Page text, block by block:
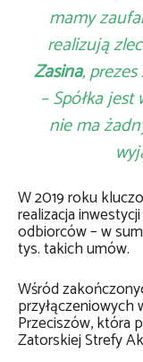
mamy
realizują
Zasina,
– Spółka
nie ma
W 2019 roku
realizacja
odbiorców – w
tys. takich umów.
Wśród
przyłączeniowych
Przeciszów, która
Zatorskiej Strefy